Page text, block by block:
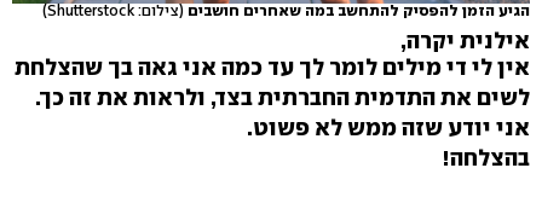
הגיע הזמן להפסיק להתחשב במה שאחרים חושבים (צילום: Shutterstock)
אילנית יקרה,
אין לי די מילים לומר לך עד כמה אני גאה בך שהצלחת
לשים את התדמית החברתית בצד, ולראות את זה כך.
אני יודע שזה ממש לא פשוט.
בהצלחה!